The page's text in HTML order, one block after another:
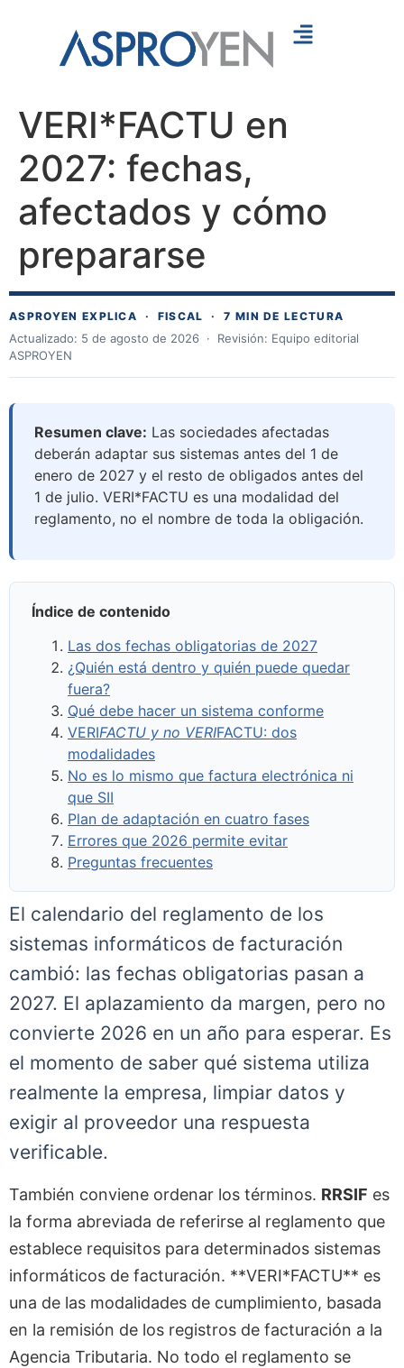
Recursos
VERI*FACTU en
2027: fechas,
afectados y cómo
prepararse
ASPROYEN EXPLICA · FISCAL · 7 MIN DE LECTURA
Actualizado: 5 de agosto de 2026 · Revisión: Equipo editorial
ASPROYEN
Resumen clave: Las sociedades afectadas
deberán adaptar sus sistemas antes del 1 de
enero de 2027 y el resto de obligados antes del
1 de julio. VERI*FACTU es una modalidad del
reglamento, no el nombre de toda la obligación.
Índice de contenido
Las dos fechas obligatorias de 2027
¿Quién está dentro y quién puede quedar
fuera?
Qué debe hacer un sistema conforme
VERIFACTU y no VERIFACTU: dos
modalidades
No es lo mismo que factura electrónica ni
que SII
Plan de adaptación en cuatro fases
Errores que 2026 permite evitar
Preguntas frecuentes
El calendario del reglamento de los
sistemas informáticos de facturación
cambió: las fechas obligatorias pasan a
2027. El aplazamiento da margen, pero no
convierte 2026 en un año para esperar. Es
el momento de saber qué sistema utiliza
realmente la empresa, limpiar datos y
exigir al proveedor una respuesta
verificable.
También conviene ordenar los términos. RRSIF es
la forma abreviada de referirse al reglamento que
establece requisitos para determinados sistemas
informáticos de facturación. **VERI*FACTU** es
una de las modalidades de cumplimiento, basada
en la remisión de los registros de facturación a la
Agencia Tributaria. No todo el reglamento se